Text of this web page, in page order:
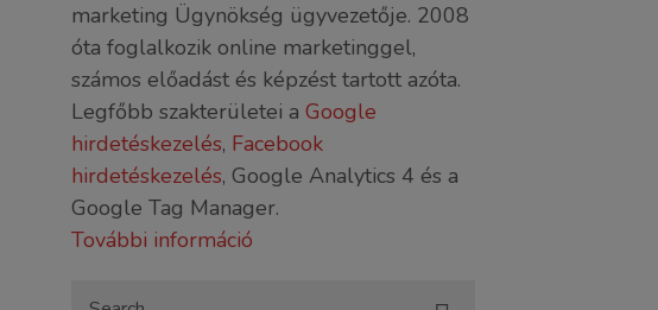
marketing Ügynökség ügyvezetője. 2008
óta foglalkozik online marketinggel,
számos előadást és képzést tartott azóta.
Legfőbb szakterületei a Google
hirdetéskezelés, Facebook
hirdetéskezelés, Google Analytics 4 és a
Google Tag Manager.
További információ